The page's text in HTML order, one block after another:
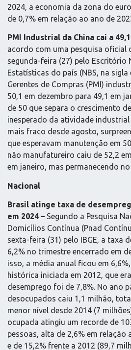
2024, a economia da zona do
de 0,7% em relação ao ano de
PMI Industrial da China cai a
acordo com uma pesquisa oficial
segunda-feira (27) pelo Escritório
Estatísticas do país (NBS, na sigla
Gerentes de Compras (PMI)
50,1 em dezembro para 49,1 em
de 50 que separa o crescimento
inesperado da atividade
mais fraco desde agosto,
que esperavam manutenção em
não manufatureiro caiu de 52,2
em janeiro, mas permanecendo
Nacional
Brasil atinge taxa de
em 2024 – Segundo a Pesquisa
Domicílios Contínua (Pnad
sexta-feira (31) pelo IBGE, a taxa
6,2% no trimestre encerrado em
isso, a média anual ficou em
histórica iniciada em 2012, que
desemprego foi de 7,8%. No ano
desocupados caiu 1,1 milhão,
menor nível desde 2014 (7
ocupada atingiu um recorde de
pessoas, alta de 2,6% em relação
e de 15,2% frente a 2012 (89,7